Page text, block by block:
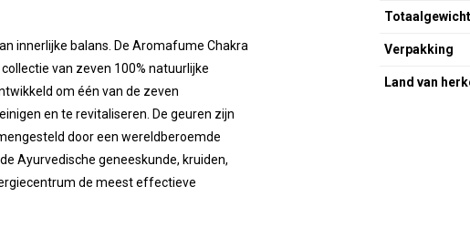
innerlijke balans. De Aromafume Chakra
van zeven 100% natuurlijke
om één van de zeven
en te revitaliseren. De geuren zijn
door een wereldberoemde
Ayurvedische geneeskunde, kruiden,
de meest effectieve
Totaalgewicht
Verpakking
Land van